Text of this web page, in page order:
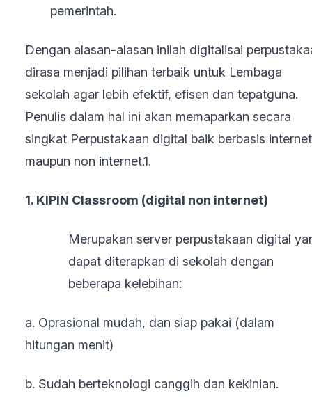
pemerintah.
Dengan alasan-alasan inilah digitalisai
dirasa menjadi pilihan terbaik untuk Lembaga
sekolah agar lebih efektif, efisen dan tepatguna.
Penulis dalam hal ini akan memaparkan secara
singkat Perpustakaan digital baik berbasis internet
maupun non internet.1.
1. KIPIN Classroom (digital non internet)
Merupakan server perpustakaan digital
dapat diterapkan di sekolah dengan
beberapa kelebihan:
a. Oprasional mudah, dan siap pakai (dalam
hitungan menit)
b. Sudah berteknologi canggih dan kekinian.